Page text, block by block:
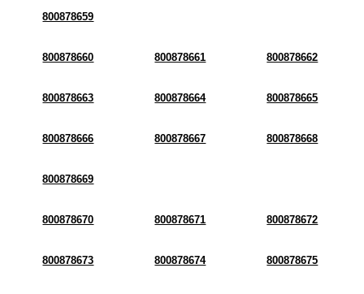
800878659
800878660 800878661 800878662
800878663 800878664 800878665
800878666 800878667 800878668
800878669
800878670 800878671 800878672
800878673 800878674 800878675